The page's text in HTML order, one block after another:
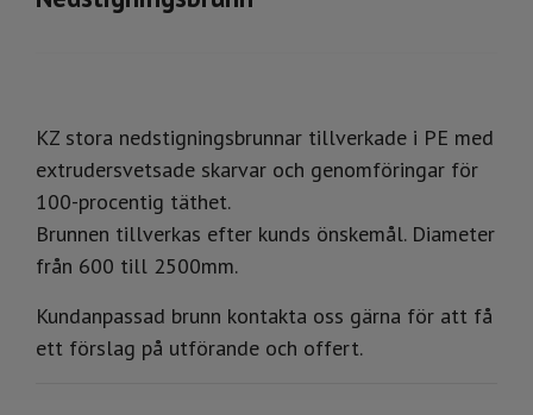
KZ stora nedstigningsbrunnar tillverkade i PE med
extrudersvetsade skarvar och genomföringar för
100-procentig täthet.
Brunnen tillverkas efter kunds önskemål. Diameter
från 600 till 2500mm.
Kundanpassad brunn kontakta oss gärna för att få
ett förslag på utförande och offert.